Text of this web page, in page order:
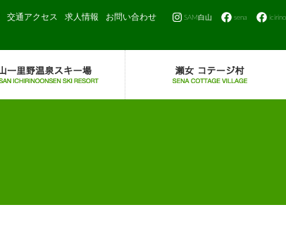
SAM白山 sena icirino
交通アクセス 求人情報 お問い合わせ